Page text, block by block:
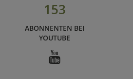
153
ABONNENTEN BEI
YOUTUBE